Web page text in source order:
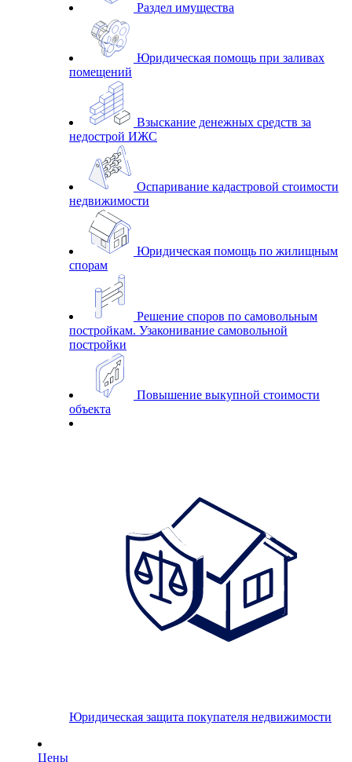
Раздел имущества
Юридическая помощь при заливах
помещений
Взыскание денежных средств за
недострой ИЖС
Оспаривание кадастровой стоимости
недвижимости
Юридическая помощь по жилищным
спорам
Решение споров по самовольным
постройкам. Узаконивание самовольной
постройки
Повышение выкупной стоимости
объекта
Юридическая защита покупателя недвижимости
Цены